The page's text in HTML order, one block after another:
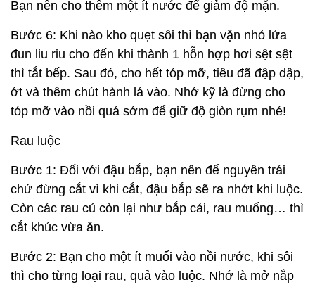
Bạn nên cho thêm một ít nước để giảm độ mặn.
Bước 6: Khi nào kho quẹt sôi thì bạn vặn nhỏ lửa
đun liu riu cho đến khi thành 1 hỗn hợp hơi sệt sệt
thì tắt bếp. Sau đó, cho hết tóp mỡ, tiêu đã đập dập,
ớt và thêm chút hành lá vào. Nhớ kỹ là đừng cho
tóp mỡ vào nồi quá sớm để giữ độ giòn rụm nhé!
Rau luộc
Bước 1: Đối với đậu bắp, bạn nên để nguyên trái
chứ đừng cắt vì khi cắt, đậu bắp sẽ ra nhớt khi luộc.
Còn các rau củ còn lại như bắp cải, rau muống… thì
cắt khúc vừa ăn.
Bước 2: Bạn cho một ít muối vào nồi nước, khi sôi
thì cho từng loại rau, quả vào luộc. Nhớ là mở nắp